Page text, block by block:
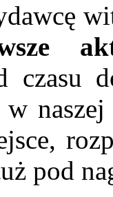
czasu
w
pod